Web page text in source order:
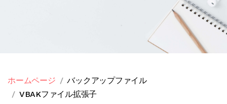
ホームページ
バックアップファイル
VBAKファイル拡張子